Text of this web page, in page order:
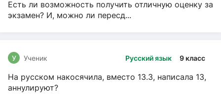
Есть ли возможность получить отличную оценку за
экзамен? И, можно ли пересд...
Русский язык 9 класс
У Ученик
На русском накосячила, вместо 13.3, написала 13,
аннулируют?